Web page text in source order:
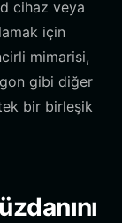
cihaz veya
için
mimarisi,
gibi diğer
bir birleşik